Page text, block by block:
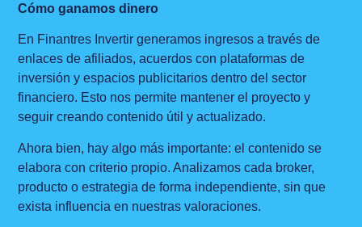
Cómo ganamos dinero
En Finantres Invertir generamos ingresos a través de
enlaces de afiliados, acuerdos con plataformas de
inversión y espacios publicitarios dentro del sector
financiero. Esto nos permite mantener el proyecto y
seguir creando contenido útil y actualizado.
Ahora bien, hay algo más importante: el contenido se
elabora con criterio propio. Analizamos cada broker,
producto o estrategia de forma independiente, sin que
exista influencia en nuestras valoraciones.